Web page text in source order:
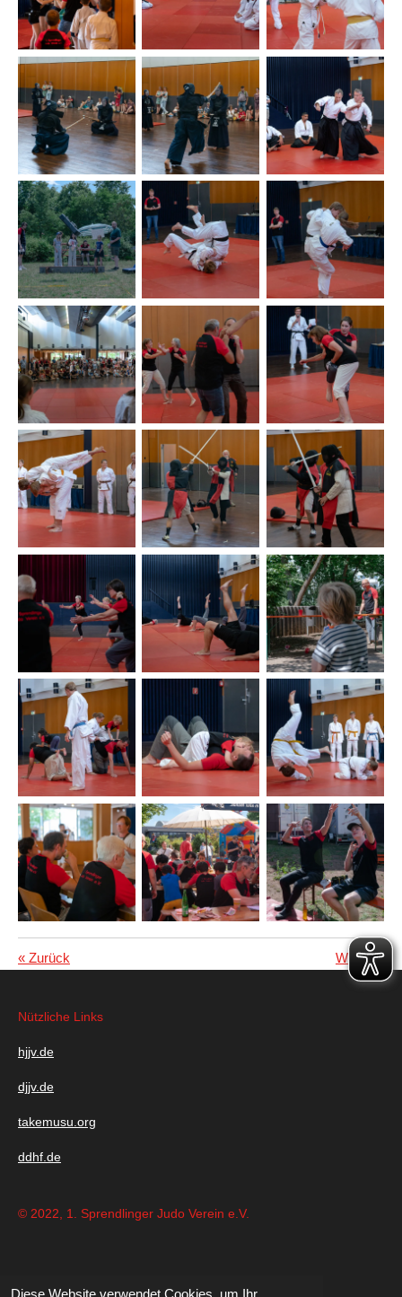
Diese Website verwendet Cookies, um Ihr
« Zurück Weiter»
Nützliche Links
hjjv.de
djjv.de
takemusu.org
ddhf.de
© 2022, 1. Sprendlinger Judo Verein e.V.